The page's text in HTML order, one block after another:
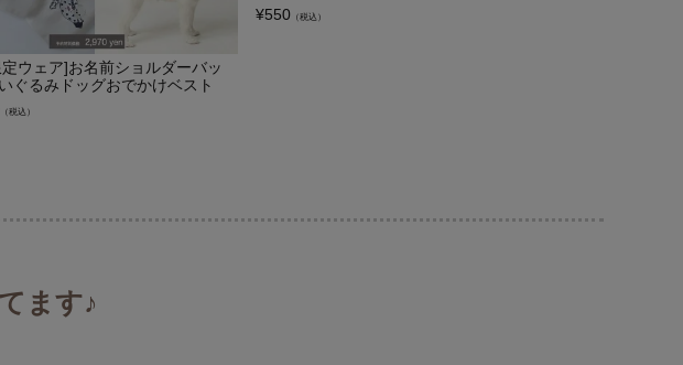
ウェア]お名前ショルダーバッ
ぐるみドッグおでかけベスト
（税込）
¥550 （税込）
ます♪